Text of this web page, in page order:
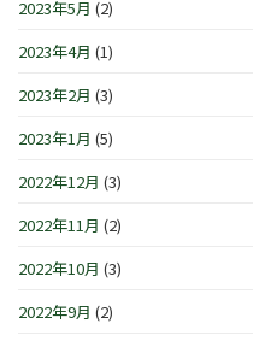
2023年5月 (2)
2023年4月 (1)
2023年2月 (3)
2023年1月 (5)
2022年12月 (3)
2022年11月 (2)
2022年10月 (3)
2022年9月 (2)